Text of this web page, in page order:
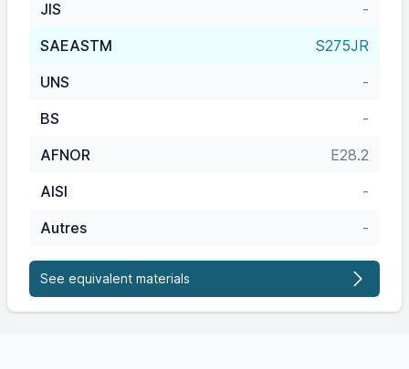
JIS
-
SAEASTM
S275JR
UNS
-
BS
-
AFNOR
E28.2
AISI
-
Autres
-
See equivalent materials